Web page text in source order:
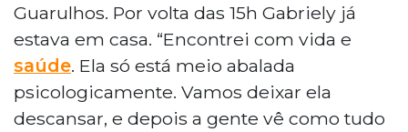
Guarulhos. Por volta das 15h Gabriely já
estava em casa. “Encontrei com vida e
saúde. Ela só está meio abalada
psicologicamente. Vamos deixar ela
descansar, e depois a gente vê como tudo